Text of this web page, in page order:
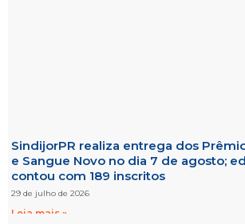
SindijorPR realiza entrega dos
e Sangue Novo no dia 7 de agosto;
contou com 189 inscritos
29 de julho de 2026
Leia mais »